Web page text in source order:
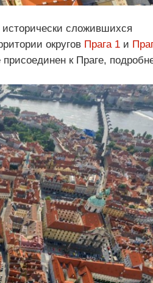
сложившихся
округов Прага 1 и
к Праге,